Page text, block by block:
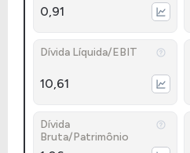
0,91
Dívida Líquida/EBIT
10,61
Dívida
Bruta/Patrimônio